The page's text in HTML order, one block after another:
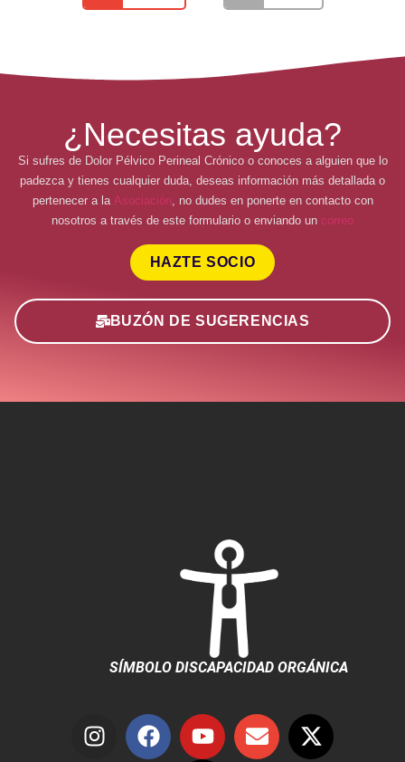
¿Necesitas ayuda?
Si sufres de Dolor Pélvico Perineal Crónico o conoces a alguien que lo
padezca y tienes cualquier duda, deseas información más detallada o
pertenecer a la Asociación, no dudes en ponerte en contacto con
nosotros a través de este formulario o enviando un correo
HAZTE SOCIO
BUZÓN DE SUGERENCIAS
SÍMBOLO DISCAPACIDAD ORGÁNICA